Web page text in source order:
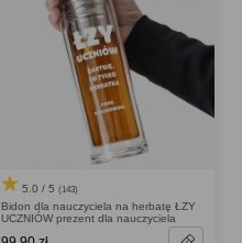
5.0 / 5 (143)
Bidon dla nauczyciela na herbatę ŁZY
UCZNIÓW prezent dla nauczyciela